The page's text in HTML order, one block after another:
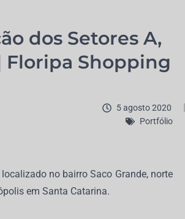
dos Setores A,
Floripa Shopping
5 agosto 2020
Portfólio
no bairro Saco Grande, norte
em Santa Catarina.